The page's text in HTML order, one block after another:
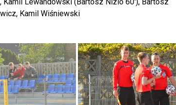
Kamil Wiśniewski